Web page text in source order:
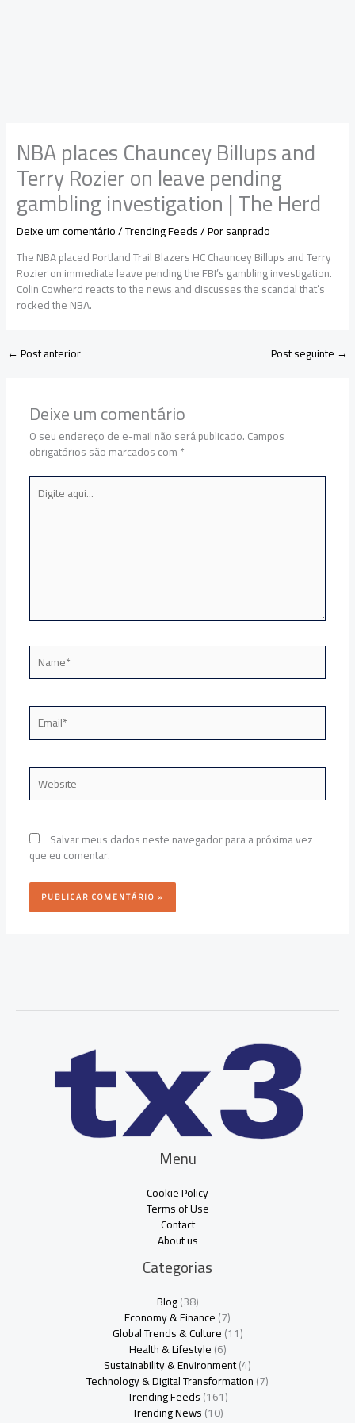
NBA places Chauncey Billups and
Terry Rozier on leave pending
gambling investigation | The Herd
Deixe um comentário/Trending Feeds/ Porsanprado
The NBA placed Portland Trail Blazers HC Chauncey Billups and Terry
Rozier on immediate leave pending the FBI’s gambling investigation.
Colin Cowherd reacts to the news and discusses the scandal that’s
rocked the NBA.
←Post anterior Post seguinte →
Deixe um comentário
O seu endereço de e-mail não será publicado.Campos
obrigatórios são marcados com*
Digite
aqui...
Name*
Email*
Website
Salvar meus dados neste navegador para a próxima vez
que eu comentar.
Menu
Cookie Policy
Terms of Use
Contact
About us
Categorias
Blog(38)
Economy & Finance(7)
Global Trends & Culture(11)
Health & Lifestyle(6)
Sustainability & Environment(4)
Technology & Digital Transformation(7)
Trending Feeds(161)
Trending News(10)